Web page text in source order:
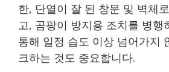
한, 단열이 잘 된 창문 및 벽체
고, 곰팡이 방지용 조치를 병행
통해 일정 습도 이상 넘어가지
크하는 것도 중요합니다.